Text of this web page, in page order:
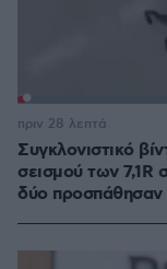
Συγκλονιστικό
σεισμού των 7,1R
δύο προσπάθησαν
πριν 28 λεπτά